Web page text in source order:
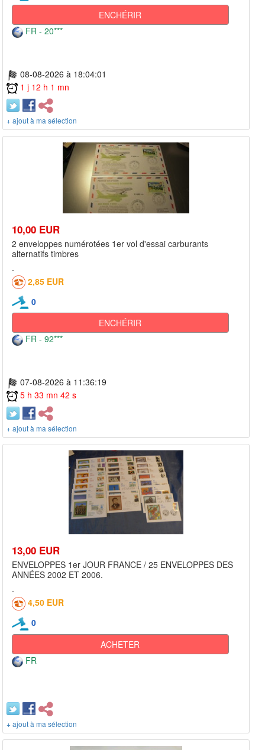
ENCHÉRIR
FR - 20***
08-08-2026 à 18:04:01
1 j 12 h 1 mn
+ ajout à ma sélection
10,00 EUR
2 enveloppes numérotées 1er vol d'essai carburants
alternatifs timbres
2,85 EUR
0
ENCHÉRIR
FR - 92***
07-08-2026 à 11:36:19
5 h 33 mn 42 s
+ ajout à ma sélection
13,00 EUR
ENVELOPPES 1er JOUR FRANCE / 25 ENVELOPPES DES
ANNÉES 2002 ET 2006.
4,50 EUR
0
ACHETER
FR
+ ajout à ma sélection